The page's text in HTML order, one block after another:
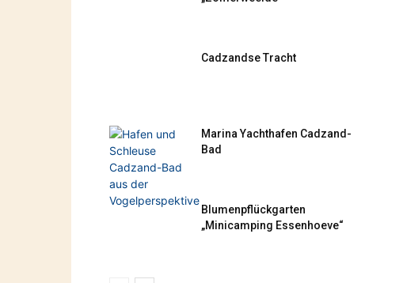
Cadzandse Tracht
Marina Yachthafen Cadzand-
Bad
Blumenpflückgarten
„Minicamping Essenhoeve“